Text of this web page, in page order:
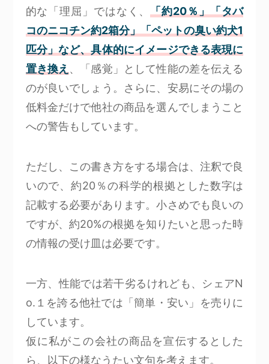
的な「理屈」ではなく、「約20％」「タバ
コのニコチン約2箱分」「ペットの臭い約犬1
匹分」など、具体的にイメージできる表現に
置き換え、「感覚」として性能の差を伝える
のが良いでしょう。さらに、安易にその場の
低料金だけで他社の商品を選んでしまうこと
への警告もしています。
ただし、この書き方をする場合は、注釈で良
いので、約20％の科学的根拠とした数字は
記載する必要があります。小さめでも良いの
ですが、約20%の根拠を知りたいと思った時
の情報の受け皿は必要です。
一方、性能では若干劣るけれども、シェアN
o.１を誇る他社では「簡単・安い」を売りに
しています。
仮に私がこの会社の商品を宣伝するとした
ら、以下の様なうたい文句を考えます。